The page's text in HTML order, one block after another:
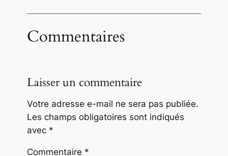
Commentaires
Laisser un commentaire
Votre adresse e-mail ne sera pas publiée.
Les champs obligatoires sont indiqués
avec *
Commentaire *